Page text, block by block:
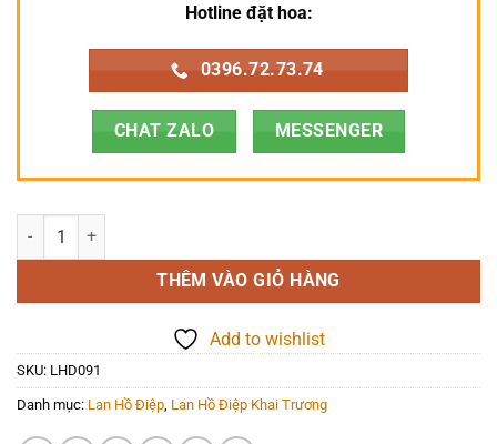
Hotline đặt hoa:
0396.72.73.74
CHAT ZALO MESSENGER
Lan Hồ Điệp - LHD091 số lượng
THÊM VÀO GIỎ HÀNG
Add to wishlist
SKU: LHD091
Danh mục: Lan Hồ Điệp, Lan Hồ Điệp Khai Trương